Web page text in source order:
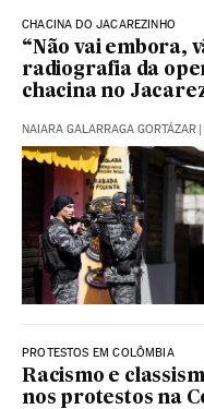
CHACINA DO JACAREZINHO
“Não vai embora,
radiografia da
chacina no
NAIARA GALARRAGA GORTÁZAR |
PROTESTOS EM COLÔMBIA
Racismo e
nos protestos na